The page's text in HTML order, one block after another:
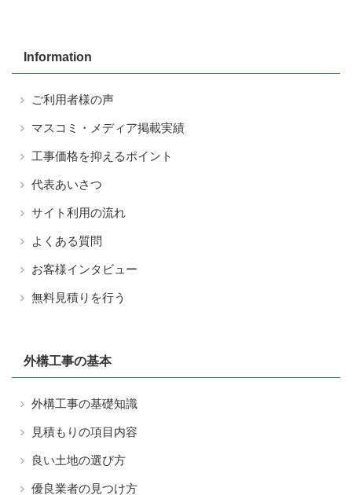
Information
ご利用者様の声
マスコミ・メディア掲載実績
工事価格を抑えるポイント
代表あいさつ
サイト利用の流れ
よくある質問
お客様インタビュー
無料見積りを行う
外構工事の基本
外構工事の基礎知識
見積もりの項目内容
良い土地の選び方
優良業者の見つけ方